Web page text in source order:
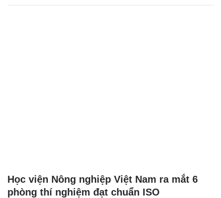
Học viện Nông nghiệp Việt Nam ra mắt 6
phòng thí nghiệm đạt chuẩn ISO